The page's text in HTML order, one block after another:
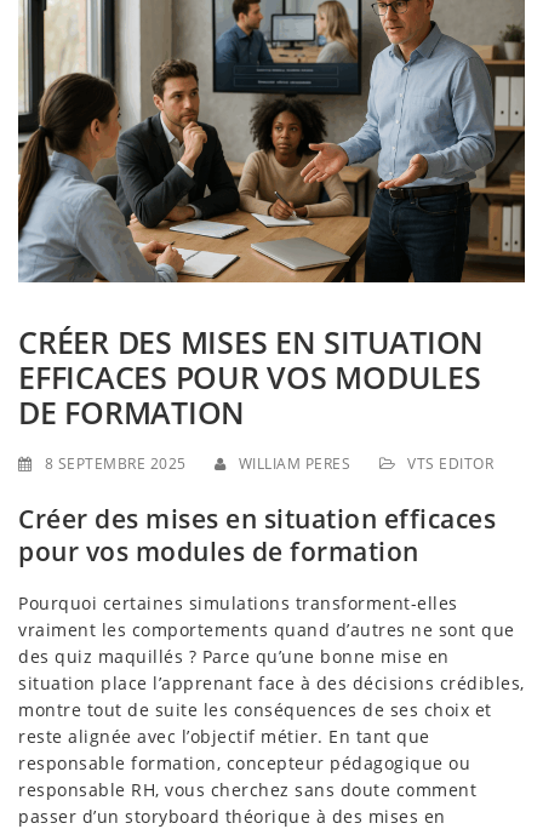
a
t
i
o
n
CRÉER DES MISES EN SITUATION
EFFICACES POUR VOS MODULES
DE FORMATION
8 SEPTEMBRE 2025 WILLIAM PERES VTS EDITOR
Créer des mises en situation efficaces
pour vos modules de formation
Pourquoi certaines simulations transforment-elles
vraiment les comportements quand d’autres ne sont que
des quiz maquillés ? Parce qu’une bonne mise en
situation place l’apprenant face à des décisions crédibles,
montre tout de suite les conséquences de ses choix et
reste alignée avec l’objectif métier. En tant que
responsable formation, concepteur pédagogique ou
responsable RH, vous cherchez sans doute comment
passer d’un storyboard théorique à des mises en